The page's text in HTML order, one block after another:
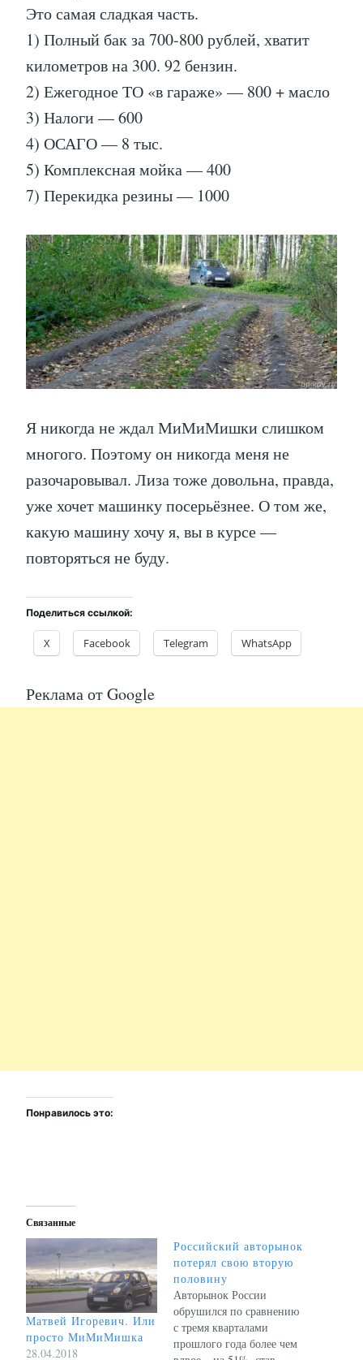
Это самая сладкая часть.
1) Полный бак за 700-800 рублей, хватит
километров на 300. 92 бензин.
2) Ежегодное ТО «в гараже» — 800 + масло
3) Налоги — 600
4) ОСАГО — 8 тыс.
5) Комплексная мойка — 400
7) Перекидка резины — 1000
Я никогда не ждал МиМиМишки слишком
многого. Поэтому он никогда меня не
разочаровывал. Лиза тоже довольна, правда,
уже хочет машинку посерьёзнее. О том же,
какую машину хочу я, вы в курсе —
повторяться не буду.
Поделиться ссылкой:
X Facebook Telegram WhatsApp
Реклама от Google
Понравилось это:
Связанные
Матвей Игоревич. Или
просто МиМиМишка
28.04.2018
Российский авторынок
потерял свою вторую
половину
Авторынок России
обрушился по сравнению
с тремя кварталами
прошлого года более чем